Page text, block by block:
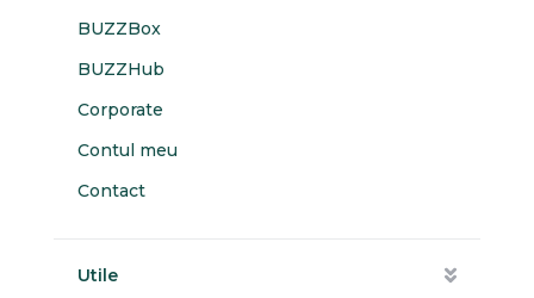
BUZZBox
BUZZHub
Corporate
Contul meu
Contact
Utile